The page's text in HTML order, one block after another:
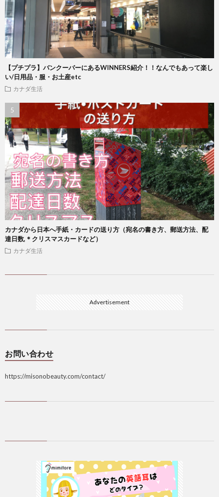
【プチプラ】バンクーバーにあるWINNERS紹介！！なんでもあって楽し
い/日用品・服・お土産etc
カナダ生活
カナダから日本へ手紙・カードの送り方（宛名の書き方、郵送方法、配
達日数,＊クリスマスカードなど）
カナダ生活
Advertisement
お問い合わせ
https://misonobeauty.com/contact/